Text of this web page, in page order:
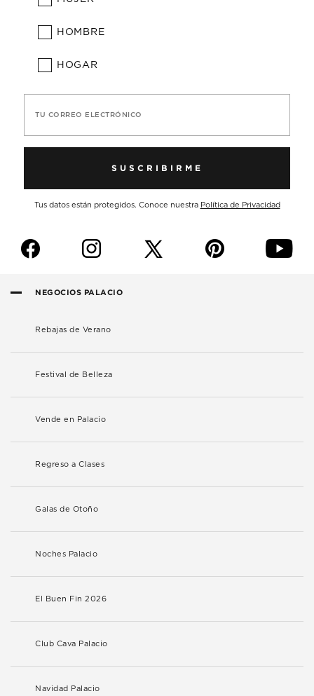
HOMBRE
HOGAR
TU CORREO ELECTRÓNICO
SUSCRIBIRME
Tus datos están protegidos. Conoce nuestra Política de Privacidad
f i p y
NEGOCIOS PALACIO
Rebajas de Verano
Festival de Belleza
Vende en Palacio
Regreso a Clases
Galas de Otoño
Noches Palacio
El Buen Fin 2026
Club Cava Palacio
Navidad Palacio